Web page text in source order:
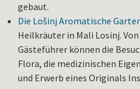
gebaut.
Die Lošinj Aromatische
Heilkräuter in Mali Losinj.
Gästeführer können die
Flora, die medizinischen
und Erwerb eines Originals